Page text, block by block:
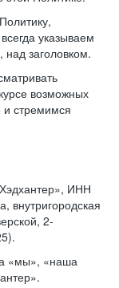
указываем
над заголовком.
возможных
стремимся
ИНН
внутригородская
2-
«мы», «наша